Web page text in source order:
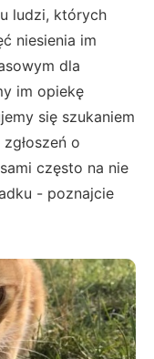
ludzi, których
niesienia im
dla
im opiekę
się szukaniem
o
często na nie
- poznajcie